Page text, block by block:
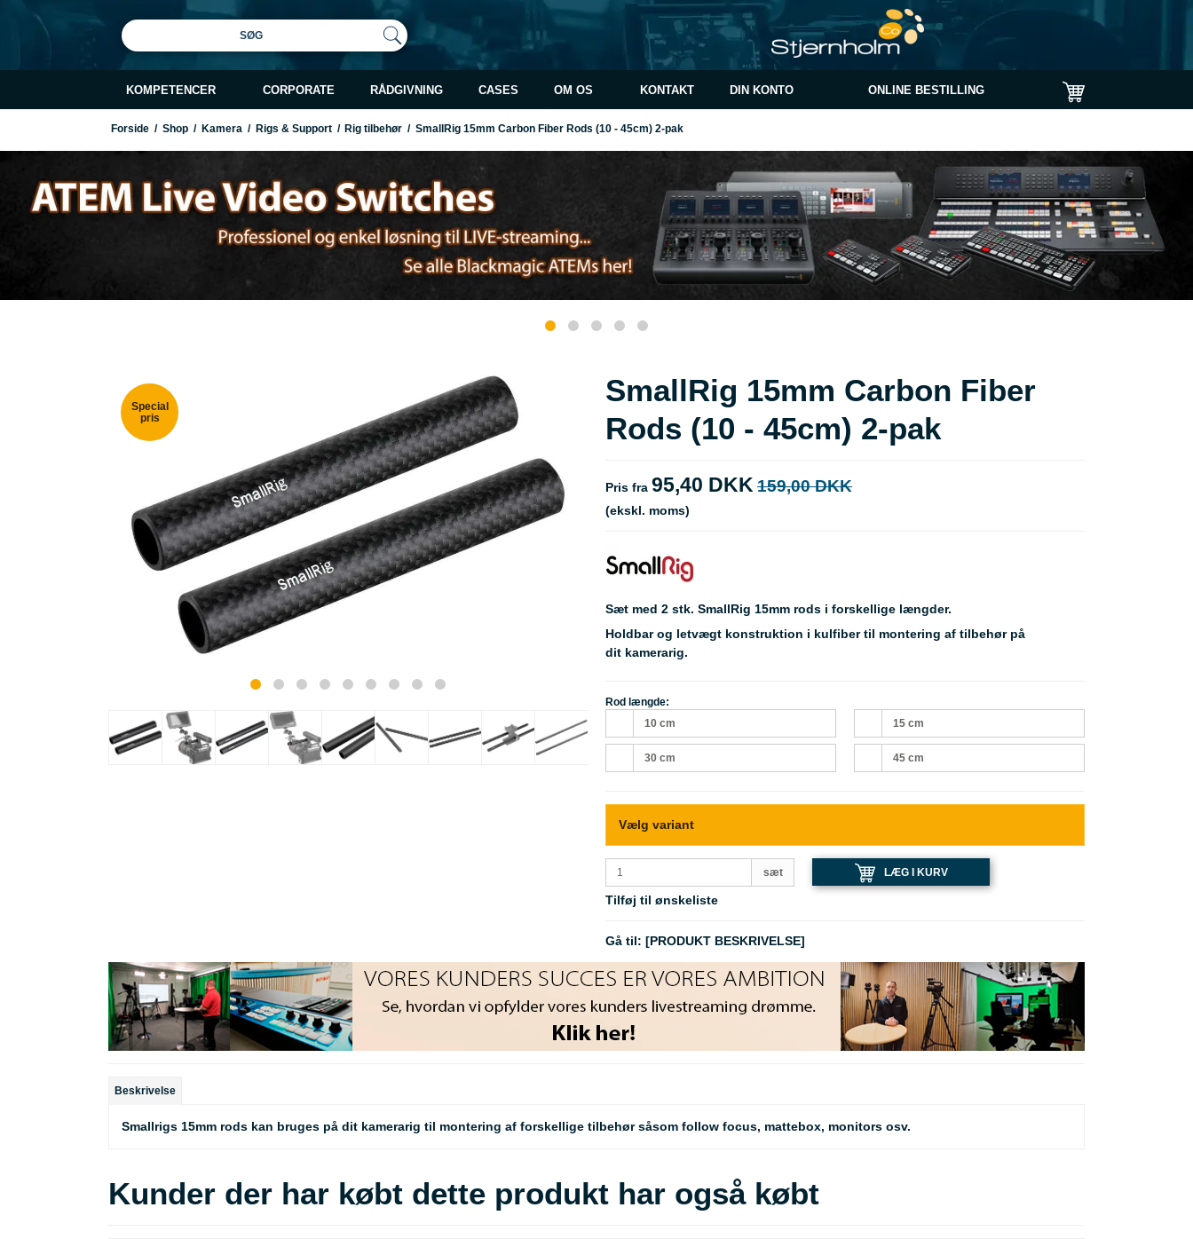
SØG
KOMPETENCER CORPORATE RÅDGIVNING CASES OM OS KONTAKT DIN KONTO ONLINE BESTILLING
Forside / Shop / Kamera / Rigs & Support / Rig tilbehør / SmallRig 15mm Carbon Fiber Rods (10 - 45cm) 2-pak
Special
pris
SmallRig 15mm Carbon Fiber
Rods (10 - 45cm) 2-pak
Pris fra 95,40 DKK 159,00 DKK
(ekskl. moms)
Sæt med 2 stk. SmallRig 15mm rods i forskellige længder.
Holdbar og letvægt konstruktion i kulfiber til montering af tilbehør på
dit kamerarig.
Rod længde:
10 cm
15 cm
30 cm 45 cm
Vælg variant
sæt LÆG I KURV
Tilføj til ønskeliste
Gå til: [PRODUKT BESKRIVELSE]
Beskrivelse
Smallrigs 15mm rods kan bruges på dit kamerarig til montering af forskellige tilbehør såsom follow focus, mattebox, monitors osv.
Kunder der har købt dette produkt har også købt